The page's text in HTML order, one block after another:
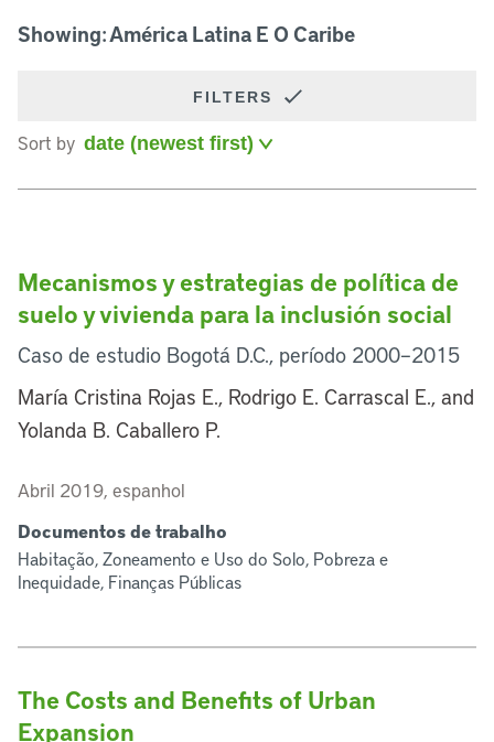
Showing: América Latina E O Caribe
FILTERS
Sort by
Mecanismos y estrategias de política de
suelo y vivienda para la inclusión social
Caso de estudio Bogotá D.C., período 2000–2015
María Cristina Rojas E., Rodrigo E. Carrascal E., and
Yolanda B. Caballero P.
Abril 2019, espanhol
Documentos de trabalho
Habitação, Zoneamento e Uso do Solo, Pobreza e
Inequidade, Finanças Públicas
The Costs and Benefits of Urban
Expansion